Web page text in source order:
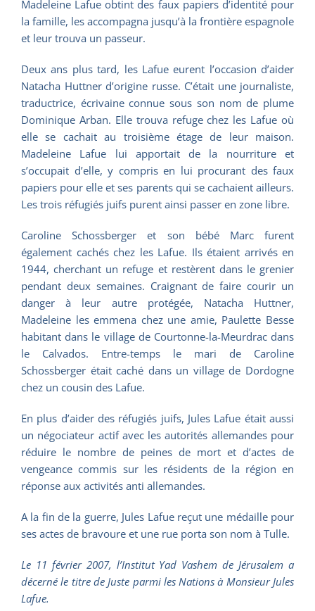
Madeleine Lafue obtint des faux papiers d’identité pour
la famille, les accompagna jusqu’à la frontière espagnole
et leur trouva un passeur.
Deux ans plus tard, les Lafue eurent l’occasion d’aider
Natacha Huttner d’origine russe. C’était une journaliste,
traductrice, écrivaine connue sous son nom de plume
Dominique Arban. Elle trouva refuge chez les Lafue où
elle se cachait au troisième étage de leur maison.
Madeleine Lafue lui apportait de la nourriture et
s’occupait d’elle, y compris en lui procurant des faux
papiers pour elle et ses parents qui se cachaient ailleurs.
Les trois réfugiés juifs purent ainsi passer en zone libre.
Caroline Schossberger et son bébé Marc furent
également cachés chez les Lafue. Ils étaient arrivés en
1944, cherchant un refuge et restèrent dans le grenier
pendant deux semaines. Craignant de faire courir un
danger à leur autre protégée, Natacha Huttner,
Madeleine les emmena chez une amie, Paulette Besse
habitant dans le village de Courtonne-la-Meurdrac dans
le Calvados. Entre-temps le mari de Caroline
Schossberger était caché dans un village de Dordogne
chez un cousin des Lafue.
En plus d’aider des réfugiés juifs, Jules Lafue était aussi
un négociateur actif avec les autorités allemandes pour
réduire le nombre de peines de mort et d’actes de
vengeance commis sur les résidents de la région en
réponse aux activités anti allemandes.
A la fin de la guerre, Jules Lafue reçut une médaille pour
ses actes de bravoure et une rue porta son nom à Tulle.
Le 11 février 2007, l’Institut Yad Vashem de Jérusalem a
décerné le titre de Juste parmi les Nations à Monsieur Jules
Lafue.